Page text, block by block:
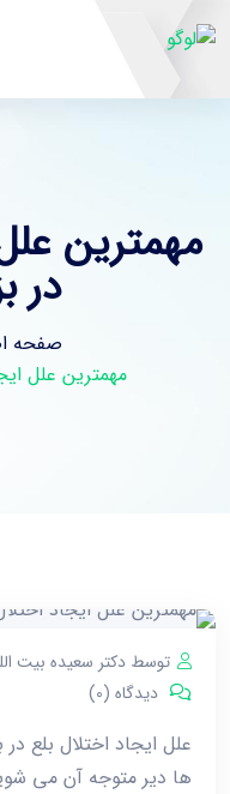
مهمترین
در
صفحه
مهمترین علل
توسط دکتر سعیده بیت
دیدگاه (0)
علل ایجاد اختلال بلع
‌ها دیر متوجه آن می